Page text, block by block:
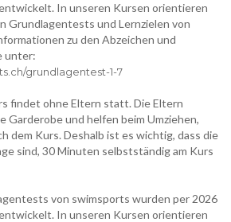
In unseren Kursen orientieren
Grundlagentests und Lernzielen von
zu den Abzeichen und
unter:
grundlagentest-1-7
findet ohne Eltern statt. Die Eltern
Garderobe und helfen beim Umziehen,
dem Kurs. Deshalb ist es wichtig, dass die
sind, 30 Minuten selbstständig am Kurs
von swimsports wurden per 2026
In unseren Kursen orientieren